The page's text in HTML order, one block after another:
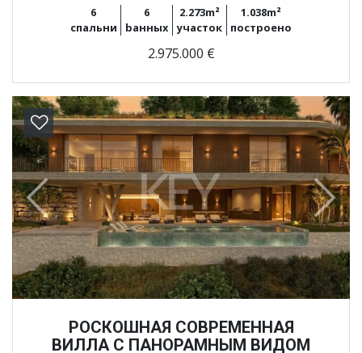
6
спальни
6
bанных
2.273m²
участок
1.038m²
построено
2.975.000 €
Previous Next
РОСКОШНАЯ СОВРЕМЕННАЯ
ВИЛЛА С ПАНОРАМНЫМ ВИДОМ